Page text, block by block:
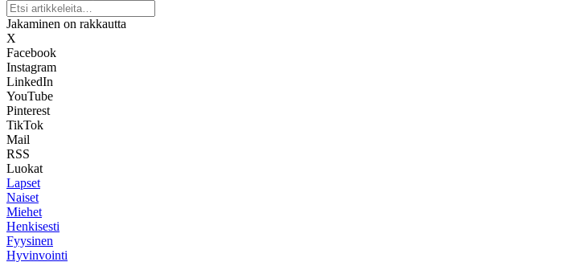
Jakaminen on rakkautta
X
Facebook
Instagram
LinkedIn
YouTube
Pinterest
TikTok
Mail
RSS
Luokat
Lapset
Naiset
Miehet
Henkisesti
Fyysinen
Hyvinvointi